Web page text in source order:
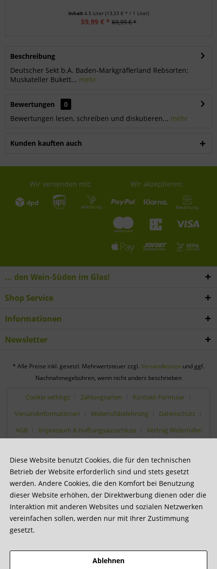
Inhalt 4.5 Liter (13,33 € * / 1 Liter)
59,99 € * 69,99 € *
Beschreibung
Deutscher Sekt b.A. Baden-Markgräflerland Rebsorten:
Muskateller Bukett... mehr
Bewertungen
0
Bewertungen lesen, schreiben und diskutieren... mehr
Kunden kauften auch
Wir versenden mit: Wir akzeptieren:
... den Wein-Süden im Glas!
Shop Service
Informationen
Newsletter
* Alle Preise inkl. gesetzl. Mehrwertsteuer zzgl. Versandkosten und ggf.
Nachnahmegebühren, wenn nicht anders beschrieben
Cookie settings Zahlungsarten
Kontakt-Formular
Versandinformationen
Widerrufsbelehrung
Datenschutz
AGB
Impressum & Haftungsausschluss Vertrag Widerrufen
Diese Website benutzt Cookies, die für den technischen
Betrieb der Website erforderlich sind und stets gesetzt
werden. Andere Cookies, die den Komfort bei Benutzung
dieser Website erhöhen, der Direktwerbung dienen oder die
Interaktion mit anderen Websites und sozialen Netzwerken
vereinfachen sollen, werden nur mit Ihrer Zustimmung
gesetzt.
Ablehnen